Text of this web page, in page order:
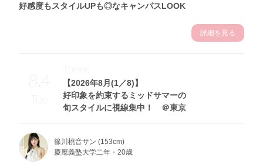
好感度もスタイルUPも◎なキャンパスLOOK
詳細を見る
8.4
Tue
【2026年8月(1／8)】
好印象を約束するミッドサマーの
旬スタイルに視線集中！ ＠東京
Theme
篠川桃音サン (153cm)
慶應義塾大学二年・20歳